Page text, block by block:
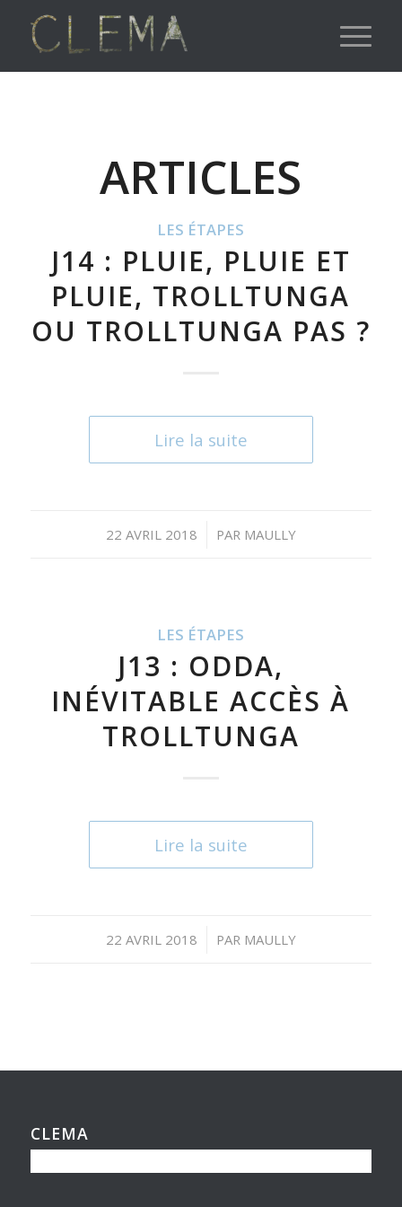
ARTICLES
LES ÉTAPES
J14 : PLUIE, PLUIE ET
PLUIE, TROLLTUNGA
OU TROLLTUNGA PAS ?
Lire la suite
22 AVRIL 2018
/ PAR MAULLY
LES ÉTAPES
J13 : ODDA,
INÉVITABLE ACCÈS À
TROLLTUNGA
Lire la suite
22 AVRIL 2018
/ PAR MAULLY
CLEMA